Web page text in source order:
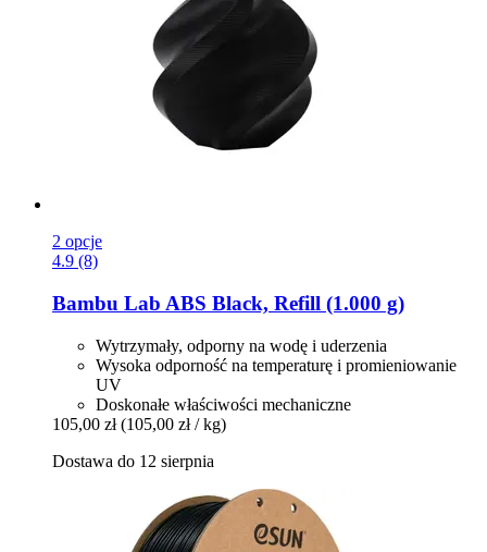
2 opcje
4.9 (8)
Bambu Lab ABS Black, Refill (1.000 g)
Wytrzymały, odporny na wodę i uderzenia
Wysoka odporność na temperaturę i promieniowanie
UV
Doskonałe właściwości mechaniczne
105,00 zł (105,00 zł / kg)
Dostawa do 12 sierpnia